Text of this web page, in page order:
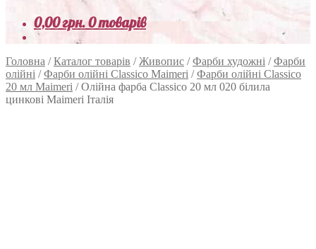
0,00грн.0 товарів
Головна /Каталог товарів /Живопис /Фарби художні /Фарби
олійні /Фарби олійні Classico Maimeri /Фарби олійні Classico
20 мл Maimeri /Олійна фарба Classico 20 мл 020 білила
цинкові Maimeri Італія